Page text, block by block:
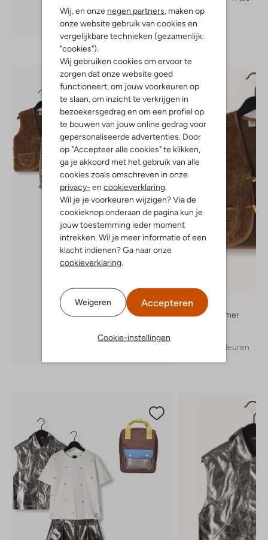
Wij, en onze negen partners , maken op
onze website gebruik van cookies en
vergelijkbare technieken (gezamenlijk:
"cookies").
Wij gebruiken cookies om ervoor te
zorgen dat onze website goed
functioneert, om jouw voorkeuren op
te slaan, om inzicht te verkrijgen in
bezoekersgedrag en om een profiel op
te bouwen van jouw online gedrag voor
gepersonaliseerde advertenties. Door
op "Accepteer alle cookies" te klikken,
ga je akkoord met het gebruik van alle
cookies zoals omschreven in onze
privacy- en cookieverklaring
Wil je je voorkeuren wijzigen? Via de
cookieknop onderaan de pagina kun je
jouw toestemming ieder moment
intrekken. Wil je meer informatie of een
klacht indienen? Ga naar onze
cookieverklaring
Weigeren Accepteren
Cookie-instellingen
Ontdek de look
Alwero
Bodywarmer
+ meer kleuren